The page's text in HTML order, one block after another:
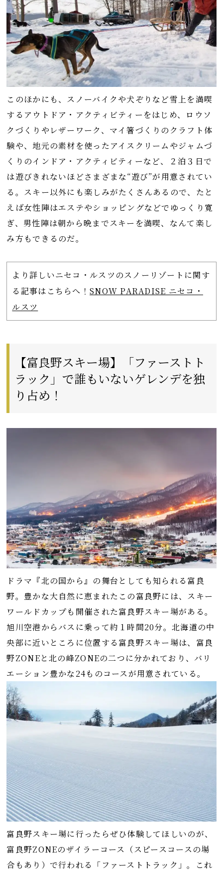
このほかにも、スノーバイクや犬ぞりなど雪上を満喫
するアウトドア・アクティビティーをはじめ、ロウソ
クづくりやレザーワーク、マイ箸づくりのクラフト体
験や、地元の素材を使ったアイスクリームやジャムづ
くりのインドア・アクティビティーなど、２泊３日で
は遊びきれないほどさまざまな“遊び”が用意されてい
る。スキー以外にも楽しみがたくさんあるので、たと
えば女性陣はエステやショッピングなどでゆっくり寛
ぎ、男性陣は朝から晩までスキーを満喫、なんて楽し
み方もできるのだ。
より詳しいニセコ・ルスツのスノーリゾートに関す
る記事はこちらへ！ SNOW PARADISE ニセコ・
ルスツ
【富良野スキー場】「ファーストト
ラック」で誰もいないゲレンデを独
り占め！
ドラマ『北の国から』の舞台としても知られる富良
野。豊かな大自然に恵まれたこの富良野には、スキー
ワールドカップも開催された富良野スキー場がある。
旭川空港からバスに乗って約１時間20分。北海道の中
央部に近いところに位置する富良野スキー場は、富良
野ZONEと北の峰ZONEの二つに分かれており、バリ
エーション豊かな24ものコースが用意されている。
富良野スキー場に行ったらぜひ体験してほしいのが、
富良野ZONEのザイラーコース（スピースコースの場
合もあり）で行われる「ファーストトラック」。これ